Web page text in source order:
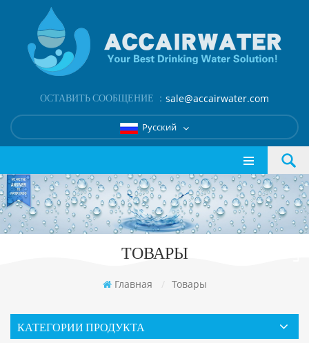
ОСТАВИТЬ СООБЩЕНИЕ ： sale@accairwater.com
Русский
ТОВАРЫ
Главная / Товары
КАТЕГОРИИ ПРОДУКТА